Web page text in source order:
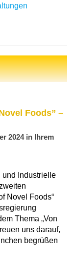
Foods” –
2024 in Ihrem
und Industrielle
Novel Foods“
Thema „Von
uns darauf,
begrüßen